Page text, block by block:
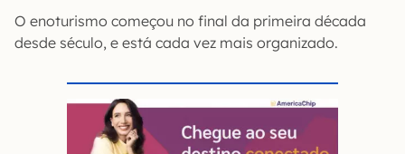
O enoturismo começou no final da primeira década
desde século, e está cada vez mais organizado.